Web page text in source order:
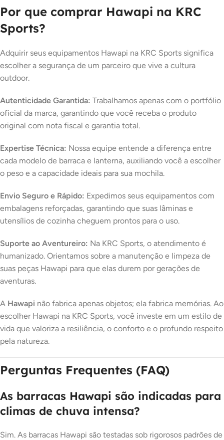
Por que comprar Hawapi na KRC
Sports?
Adquirir seus equipamentos Hawapi na KRC Sports significa
escolher a segurança de um parceiro que vive a cultura
outdoor.
Autenticidade Garantida: Trabalhamos apenas com o portfólio
oficial da marca, garantindo que você receba o produto
original com nota fiscal e garantia total.
Expertise Técnica: Nossa equipe entende a diferença entre
cada modelo de barraca e lanterna, auxiliando você a escolher
o peso e a capacidade ideais para sua mochila.
Envio Seguro e Rápido: Expedimos seus equipamentos com
embalagens reforçadas, garantindo que suas lâminas e
utensílios de cozinha cheguem prontos para o uso.
Suporte ao Aventureiro: Na KRC Sports, o atendimento é
humanizado. Orientamos sobre a manutenção e limpeza de
suas peças Hawapi para que elas durem por gerações de
aventuras.
A Hawapi não fabrica apenas objetos; ela fabrica memórias. Ao
escolher Hawapi na KRC Sports, você investe em um estilo de
vida que valoriza a resiliência, o conforto e o profundo respeito
pela natureza.
Perguntas Frequentes (FAQ)
As barracas Hawapi são indicadas para
climas de chuva intensa?
Sim. As barracas Hawapi são testadas sob rigorosos padrões de